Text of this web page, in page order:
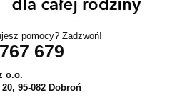
pomocy? Zadzwoń!
679
o.o.
20, 95-082 Dobroń